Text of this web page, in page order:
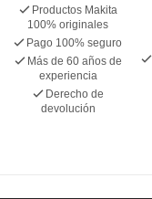
Productos Makita
100% originales
Pago 100% seguro
Más de 60 años de
experiencia
Derecho de
devolución